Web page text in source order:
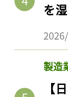
を
製造
【